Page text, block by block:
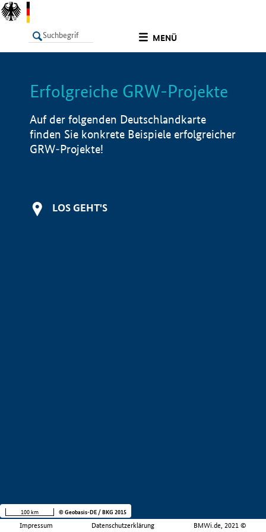
MENÜ
LISTE Info
Erfolgreiche GRW-Projekte
Auf der folgenden Deutschlandkarte
finden Sie konkrete Beispiele erfolgreicher
GRW-Projekte!
LOS GEHT'S
Impressum Datenschutzerklärung BMWi.de, 2021 ©
100 km © Geobasis-DE / BKG 2015